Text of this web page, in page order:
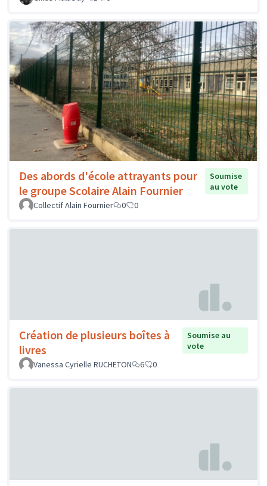
Des abords d'école attrayants pour
le groupe Scolaire Alain Fournier
Soumise
au vote
Collectif Alain Fournier
0 0
Création de plusieurs boîtes à
livres
Soumise au
vote
Vanessa Cyrielle RUCHETON
6 0